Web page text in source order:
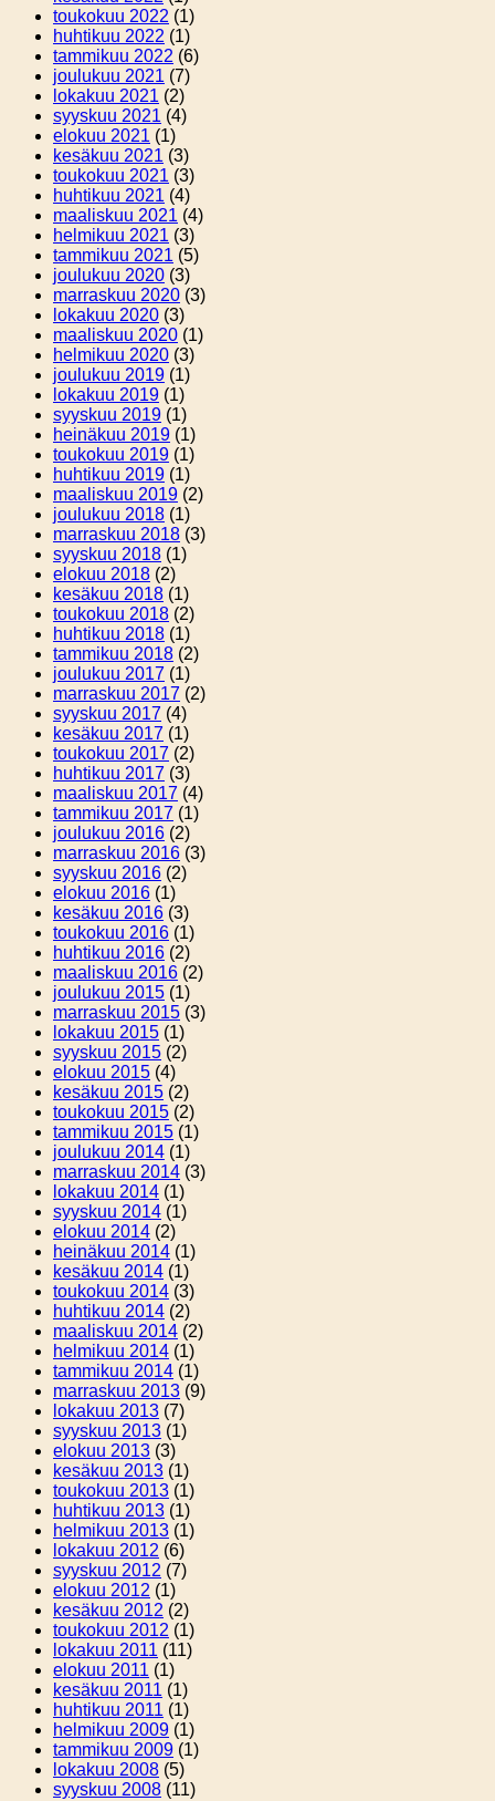
toukokuu 2022 (1)
huhtikuu 2022 (1)
tammikuu 2022 (6)
joulukuu 2021 (7)
lokakuu 2021 (2)
syyskuu 2021 (4)
elokuu 2021 (1)
kesäkuu 2021 (3)
toukokuu 2021 (3)
huhtikuu 2021 (4)
maaliskuu 2021 (4)
helmikuu 2021 (3)
tammikuu 2021 (5)
joulukuu 2020 (3)
marraskuu 2020 (3)
lokakuu 2020 (3)
maaliskuu 2020 (1)
helmikuu 2020 (3)
joulukuu 2019 (1)
lokakuu 2019 (1)
syyskuu 2019 (1)
heinäkuu 2019 (1)
toukokuu 2019 (1)
huhtikuu 2019 (1)
maaliskuu 2019 (2)
joulukuu 2018 (1)
marraskuu 2018 (3)
syyskuu 2018 (1)
elokuu 2018 (2)
kesäkuu 2018 (1)
toukokuu 2018 (2)
huhtikuu 2018 (1)
tammikuu 2018 (2)
joulukuu 2017 (1)
marraskuu 2017 (2)
syyskuu 2017 (4)
kesäkuu 2017 (1)
toukokuu 2017 (2)
huhtikuu 2017 (3)
maaliskuu 2017 (4)
tammikuu 2017 (1)
joulukuu 2016 (2)
marraskuu 2016 (3)
syyskuu 2016 (2)
elokuu 2016 (1)
kesäkuu 2016 (3)
toukokuu 2016 (1)
huhtikuu 2016 (2)
maaliskuu 2016 (2)
joulukuu 2015 (1)
marraskuu 2015 (3)
lokakuu 2015 (1)
syyskuu 2015 (2)
elokuu 2015 (4)
kesäkuu 2015 (2)
toukokuu 2015 (2)
tammikuu 2015 (1)
joulukuu 2014 (1)
marraskuu 2014 (3)
lokakuu 2014 (1)
syyskuu 2014 (1)
elokuu 2014 (2)
heinäkuu 2014 (1)
kesäkuu 2014 (1)
toukokuu 2014 (3)
huhtikuu 2014 (2)
maaliskuu 2014 (2)
helmikuu 2014 (1)
tammikuu 2014 (1)
marraskuu 2013 (9)
lokakuu 2013 (7)
syyskuu 2013 (1)
elokuu 2013 (3)
kesäkuu 2013 (1)
toukokuu 2013 (1)
huhtikuu 2013 (1)
helmikuu 2013 (1)
lokakuu 2012 (6)
syyskuu 2012 (7)
elokuu 2012 (1)
kesäkuu 2012 (2)
toukokuu 2012 (1)
lokakuu 2011 (11)
elokuu 2011 (1)
kesäkuu 2011 (1)
huhtikuu 2011 (1)
helmikuu 2009 (1)
tammikuu 2009 (1)
lokakuu 2008 (5)
syyskuu 2008 (11)